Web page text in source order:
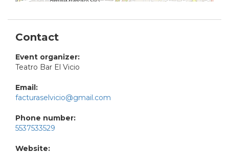
Contact
Event organizer:
Teatro Bar El Vicio
Email:
facturaselvicio@gmail.com
Phone number:
5537533529
Website: